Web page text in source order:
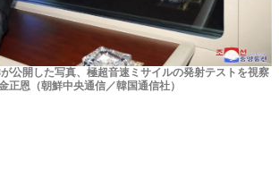
公開した写真、極超音速ミサイルの発射テストを視察
正恩（朝鮮中央通信／韓国通信社）